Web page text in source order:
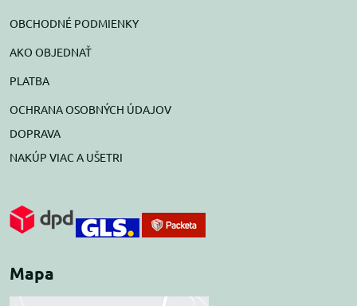
OBCHODNÉ PODMIENKY
AKO OBJEDNAŤ
PLATBA
OCHRANA OSOBNÝCH ÚDAJOV
DOPRAVA
NAKÚP VIAC A UŠETRI
Mapa